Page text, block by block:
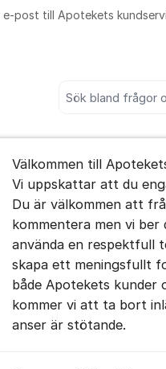
e-post till Apotekets
kommentaren
inställningar för inlägg/
Välkommen till
Vi uppskattar att du
Du är välkommen att
kommentera men vi ber
använda en respektfull
skapa ett meningsfullt
både Apotekets kunder
kommer vi att ta bort
anser är stötande.